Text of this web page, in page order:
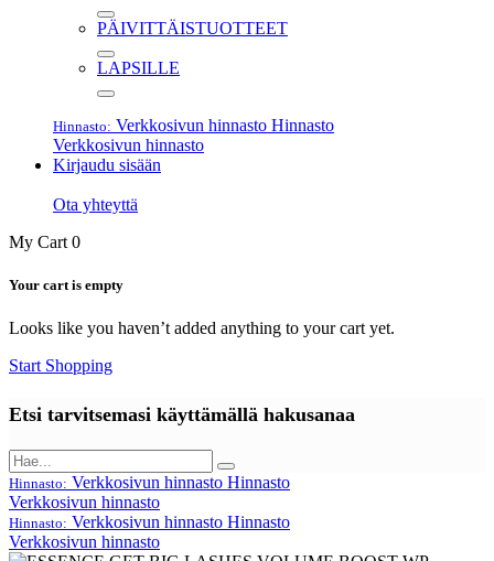
PÄIVITTÄISTUOTTEET
LAPSILLE
Hinnasto: Verkkosivun hinnasto Hinnasto
Verkkosivun hinnasto
Kirjaudu sisään
Ota yhteyttä
My Cart 0
Your cart is empty
Looks like you haven’t added anything to your cart yet.
Start Shopping
Etsi tarvitsemasi käyttämällä hakusanaa
Hinnasto: Verkkosivun hinnasto Hinnasto
Verkkosivun hinnasto
Hinnasto: Verkkosivun hinnasto Hinnasto
Verkkosivun hinnasto